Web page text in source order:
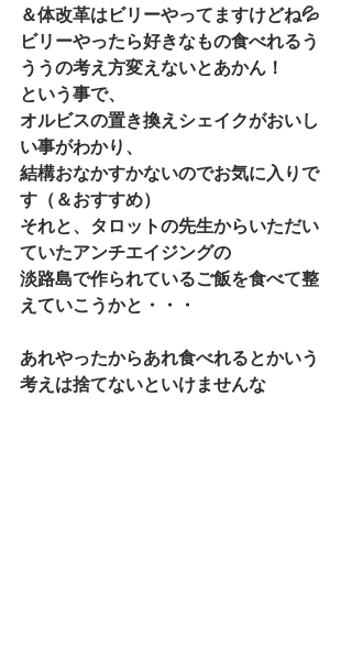
＆体改革はビリーやってますけどね💦
ビリーやったら好きなもの食べれるう
ううの考え方変えないとあかん！
という事で、
オルビスの置き換えシェイクがおいし
い事がわかり、
結構おなかすかないのでお気に入りで
す（＆おすすめ）
それと、タロットの先生からいただい
ていたアンチエイジングの
淡路島で作られているご飯を食べて整
えていこうかと・・・
あれやったからあれ食べれるとかいう
考えは捨てないといけませんな